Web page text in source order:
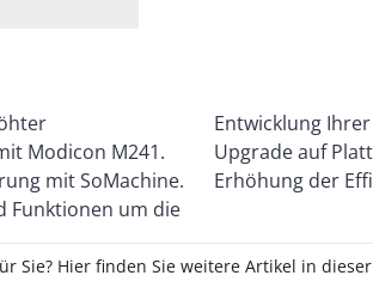
Modicon M241.
mit SoMachine.
Funktionen um die
Leistung zur
Erhöhung der
Sie? Hier finden Sie weitere Artikel in